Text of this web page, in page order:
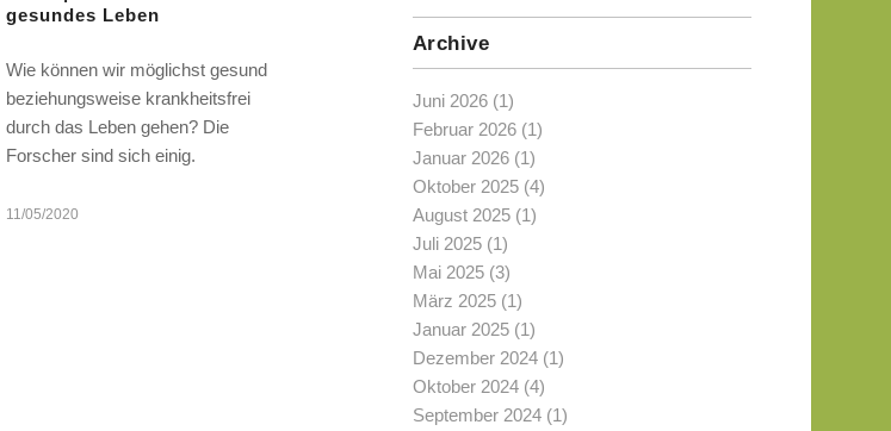
gesundes Leben
Wie können wir möglichst gesund
beziehungsweise krankheitsfrei
durch das Leben gehen? Die
Forscher sind sich einig.
11/05/2020
Archive
Juni 2026(1)
Februar 2026(1)
Januar 2026(1)
Oktober 2025(4)
August 2025(1)
Juli 2025(1)
Mai 2025(3)
März 2025(1)
Januar 2025(1)
Dezember 2024(1)
Oktober 2024(4)
September 2024(1)